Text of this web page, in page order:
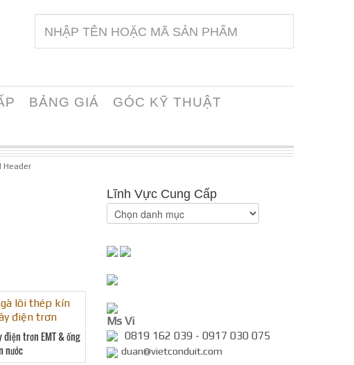
BẢNG GIÁ
GÓC KỸ THUẬT
trơn EMT & ống
nước
Lĩnh Vực Cung Cấp
Ms Vi
0819 162 039 - 0917 030 075
duan@vietconduit.com